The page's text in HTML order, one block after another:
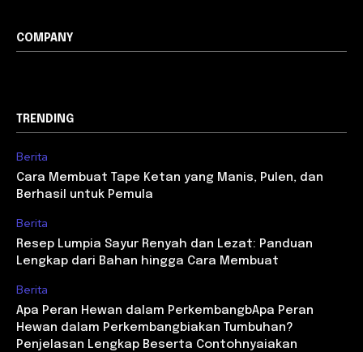
COMPANY
TRENDING
Berita
Cara Membuat Tape Ketan yang Manis, Pulen, dan
Berhasil untuk Pemula
Berita
Resep Lumpia Sayur Renyah dan Lezat: Panduan
Lengkap dari Bahan hingga Cara Membuat
Berita
Apa Peran Hewan dalam PerkembangbApa Peran
Hewan dalam Perkembangbiakan Tumbuhan?
Penjelasan Lengkap Beserta Contohnyaiakan